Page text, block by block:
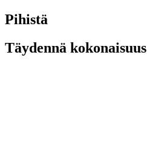
Pihistä
Täydennä kokonaisuus